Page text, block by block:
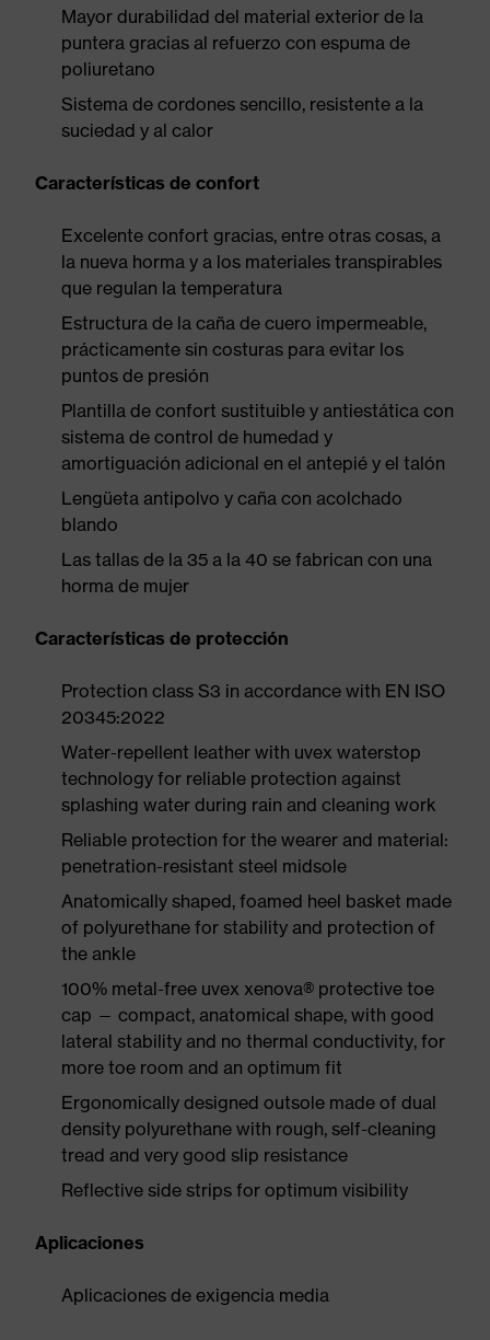
Mayor durabilidad del material exterior de la
puntera gracias al refuerzo con espuma de
poliuretano
Sistema de cordones sencillo, resistente a la
suciedad y al calor
Características de confort
Excelente confort gracias, entre otras cosas, a
la nueva horma y a los materiales transpirables
que regulan la temperatura
Estructura de la caña de cuero impermeable,
prácticamente sin costuras para evitar los
puntos de presión
Plantilla de confort sustituible y antiestática con
sistema de control de humedad y
amortiguación adicional en el antepié y el talón
Lengüeta antipolvo y caña con acolchado
blando
Las tallas de la 35 a la 40 se fabrican con una
horma de mujer
Características de protección
Protection class S3 in accordance with EN ISO
20345:2022
Water-repellent leather with uvex waterstop
technology for reliable protection against
splashing water during rain and cleaning work
Reliable protection for the wearer and material:
penetration-resistant steel midsole
Anatomically shaped, foamed heel basket made
of polyurethane for stability and protection of
the ankle
100% metal-free uvex xenova® protective toe
cap — compact, anatomical shape, with good
lateral stability and no thermal conductivity, for
more toe room and an optimum fit
Ergonomically designed outsole made of dual
density polyurethane with rough, self-cleaning
tread and very good slip resistance
Reflective side strips for optimum visibility
Aplicaciones
Aplicaciones de exigencia media